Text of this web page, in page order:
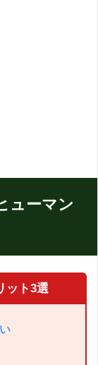
ューマン
ット3選